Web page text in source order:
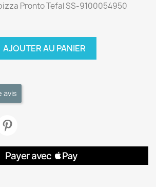
Pronto Tefal SS-9100054950
AJOUTER AU PANIER
avis